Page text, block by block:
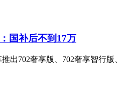
国补后不到17万
出702奢享版、702奢享智行版